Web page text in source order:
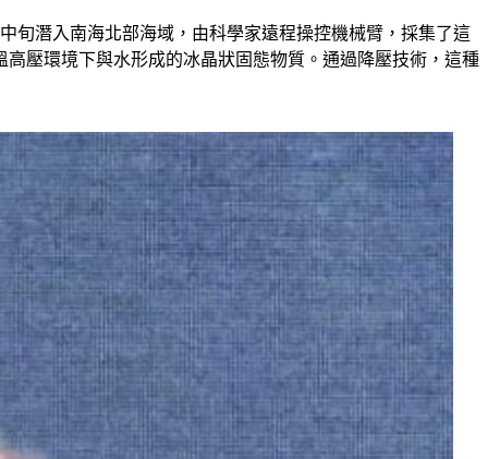
旬潛入南海北部海域，由科學家遠程操控機械臂，採集了這
壓環境下與水形成的冰晶狀固態物質。通過降壓技術，這種